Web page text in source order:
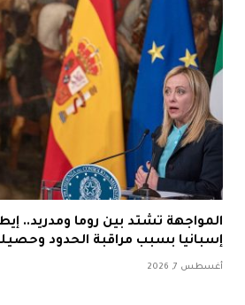
المواجهة تشتد بين روما ومدريد..
إسبانيا بسبب مراقبة الحدود
أغسطس 7, 2026